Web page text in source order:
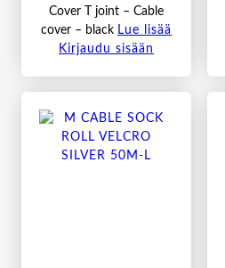
Cover T joint – Cable
cover – black Lue lisää
Kirjaudu sisään